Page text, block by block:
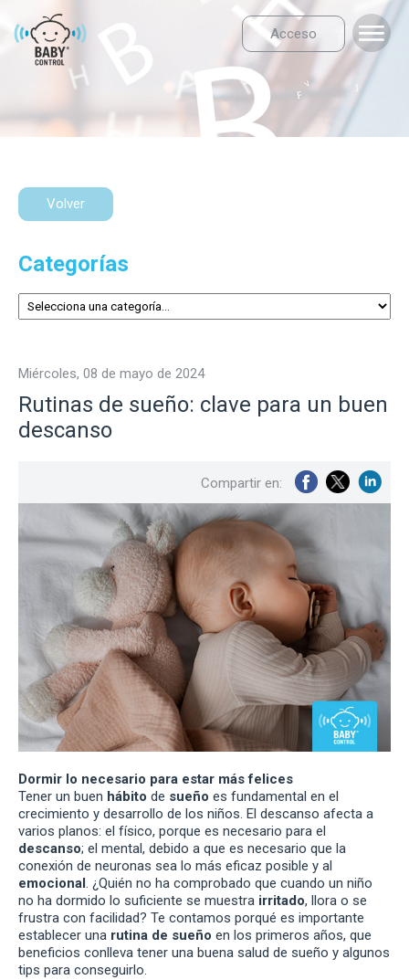
Acceso
Volver
Categorías
miércoles, 08 de mayo de 2024
Rutinas de sueño: clave para un buen
descanso
Compartir en:
Dormir lo necesario para estar más felices
Tener un buen hábito de sueño es fundamental en el
crecimiento y desarrollo de los niños. El descanso afecta a
varios planos: el físico, porque es necesario para el
descanso; el mental, debido a que es necesario que la
conexión de neuronas sea lo más eficaz posible y al
emocional. ¿Quién no ha comprobado que cuando un niño
no ha dormido lo suficiente se muestra irritado, llora o se
frustra con facilidad? Te contamos porqué es importante
establecer una rutina de sueño en los primeros años, que
beneficios conlleva tener una buena salud de sueño y algunos
tips para conseguirlo.